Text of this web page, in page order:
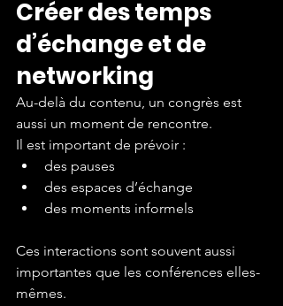
Créer des temps
d’échange et de
networking
Au-delà du contenu, un congrès est
aussi un moment de rencontre.
Il est important de prévoir :
des pauses
des espaces d’échange
des moments informels
Ces interactions sont souvent aussi
importantes que les conférences elles-
mêmes.